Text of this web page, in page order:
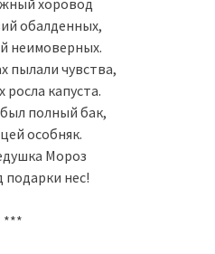
хоровод
обалденных,
неимоверных.
пылали чувства,
росла капуста.
полный бак,
особняк.
Мороз
подарки нес!
***